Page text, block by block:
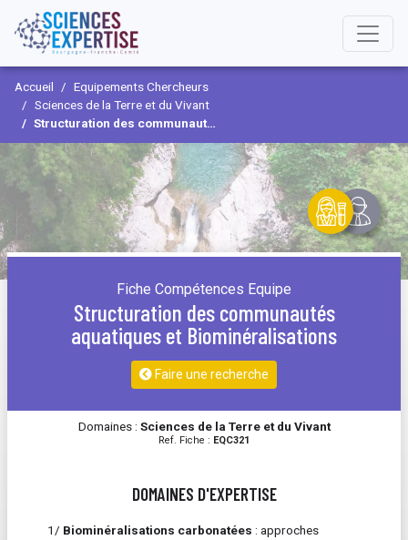
Accueil
Equipements Chercheurs
Sciences de la Terre et du Vivant
Structuration des communautés aquatiques et Biominéralisations
Fiche Compétences Equipe
Structuration des communautés
aquatiques et Biominéralisations
Faire une recherche
Domaines : Sciences de la Terre et du Vivant
Ref. Fiche : EQC321
DOMAINES D'EXPERTISE
1/ Biominéralisations carbonatées : approches